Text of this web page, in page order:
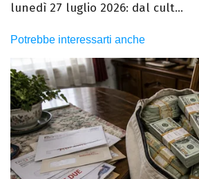
lunedì 27 luglio 2026: dal cult...